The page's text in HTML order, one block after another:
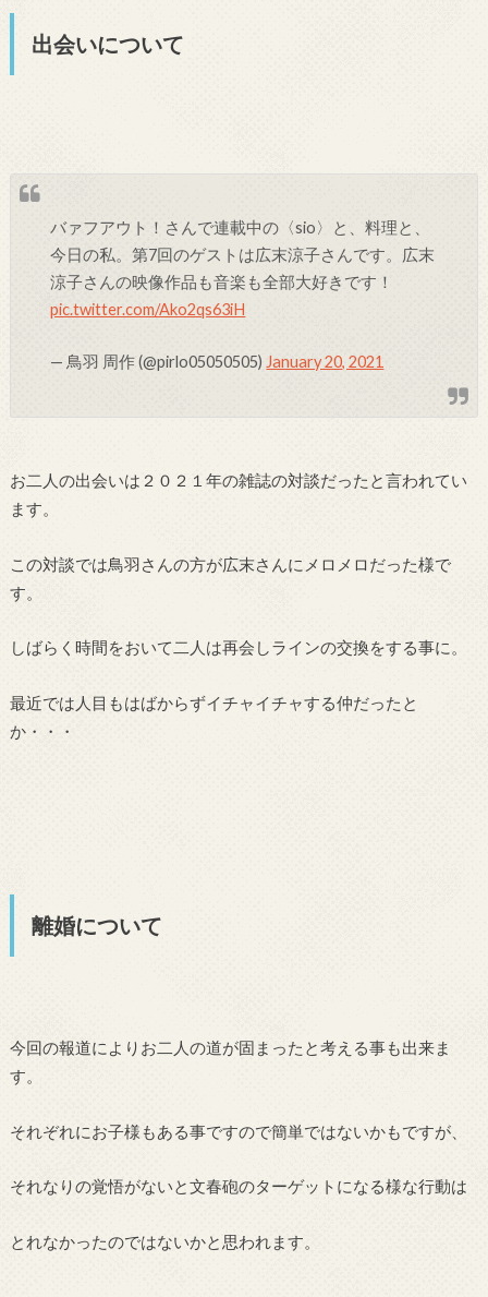
出会いについて
バァフアウト！さんで連載中の〈sio〉と、料理と、
今日の私。第7回のゲストは広末涼子さんです。広末
涼子さんの映像作品も音楽も全部大好きです！
pic.twitter.com/Ako2qs63iH
— 鳥羽 周作 (@pirlo05050505)January 20, 2021
お二人の出会いは２０２１年の雑誌の対談だったと言われてい
ます。
この対談では鳥羽さんの方が広末さんにメロメロだった様で
す。
しばらく時間をおいて二人は再会しラインの交換をする事に。
最近では人目もはばからずイチャイチャする仲だったと
か・・・
離婚について
今回の報道によりお二人の道が固まったと考える事も出来ま
す。
それぞれにお子様もある事ですので簡単ではないかもですが、
それなりの覚悟がないと文春砲のターゲットになる様な行動は
とれなかったのではないかと思われます。